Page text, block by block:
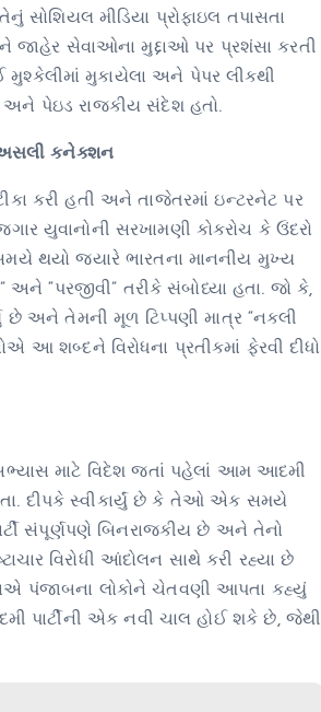
સોશિયલ મીડિયા પ્રોફાઇલ તપાસતા
સેવાઓના મુદ્દાઓ પર પ્રશંસા કરતી
મુશ્કેલીમાં મુકાયેલા અને પેપર લીકથી
અને પેઇડ રાજકીય સંદેશ હતો.
અસલી કનેક્શન
કરી હતી અને તાજેતરમાં ઇન્ટરનેટ પર
યુવાનોની સરખામણી કોકરોચ કે ઉંદરો
થયો જ્યારે ભારતના માનનીય મુખ્ય
અને “પરજીવી” તરીકે સંબોધ્યા હતા. જો કે,
છે અને તેમની મૂળ ટિપ્પણી માત્ર “નકલી
આ શબ્દને વિરોધના પ્રતીકમાં ફેરવી દીધો
માટે વિદેશ જતાં પહેલાં આમ આદમી
દીપકે સ્વીકાર્યું છે કે તેઓ એક સમયે
સંપૂર્ણપણે બિનરાજકીય છે અને તેનો
વિરોધી આંદોલન સાથે કરી રહ્યા છે
પંજાબના લોકોને ચેતવણી આપતા કહ્યું
પાર્ટીની એક નવી ચાલ હોઈ શકે છે, જેથી